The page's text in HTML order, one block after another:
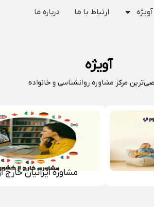
ارتباط با ما درباره ما
آویژه
مرکز مشاوره روانشناسی و خانواده
مشاوره ایرانیان خارج